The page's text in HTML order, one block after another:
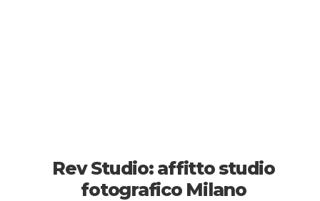
Rev Studio: affitto studio
fotografico Milano